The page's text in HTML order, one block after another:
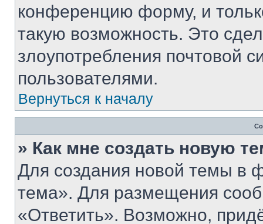
конференцию форму, и
такую возможность. Это
злоупотребления почтовой
пользователями.
Вернуться к началу
» Как мне создать новую
Для создания новой темы в
тема». Для размещения
«Ответить». Возможно,